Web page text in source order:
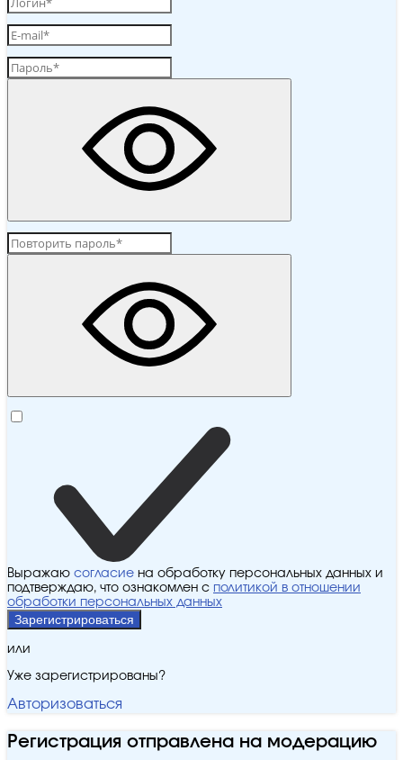
Выражаю согласие на обработку персональных данных и
подтверждаю, что ознакомлен с политикой в отношении
обработки персональных данных
Зарегистрироваться
или
Уже зарегистрированы?
Авторизоваться
Регистрация отправлена на модерацию